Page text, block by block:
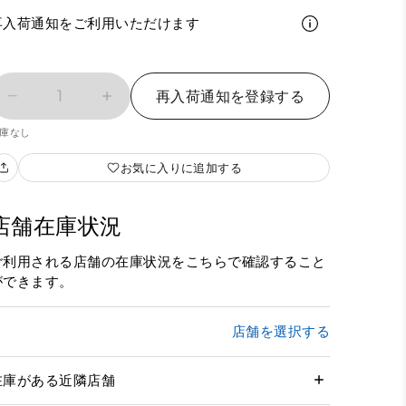
入荷通知をご利用いただけます
1 再入荷通知を登録する
なし
お気に入りに追加する
舗在庫状況
利用される店舗の在庫状況をこちらで確認すること
きます。
店舗を選択する
庫がある近隣店舗